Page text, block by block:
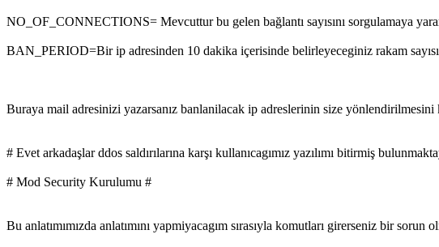
NO_OF_CONNECTIONS= Mevcuttur bu gelen bağlantı sayısını sorgulamaya
BAN_PERIOD=Bir ip adresinden 10 dakika içerisinde belirleyeceginiz rakam
Buraya mail adresinizi yazarsanız banlanilacak ip adreslerinin size yönlendirilmesini
# Evet arkadaşlar ddos saldırılarına karşı kullanıcagımız yazılımı bitirmiş
# Mod Security Kurulumu #
Bu anlatımımızda anlatımını yapmiyacagım sırasıyla komutları girerseniz bir sorun